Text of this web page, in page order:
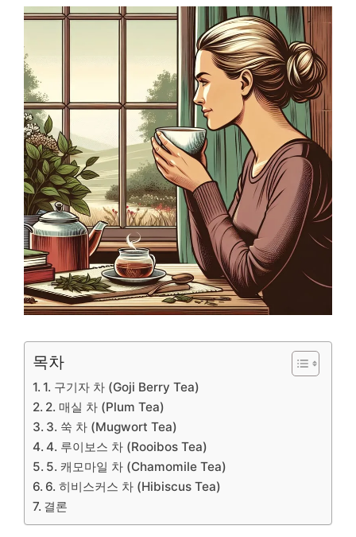
목차
1. 구기자 차 (Goji Berry Tea)
2. 매실 차 (Plum Tea)
3. 쑥 차 (Mugwort Tea)
4. 루이보스 차 (Rooibos Tea)
5. 캐모마일 차 (Chamomile Tea)
6. 히비스커스 차 (Hibiscus Tea)
결론